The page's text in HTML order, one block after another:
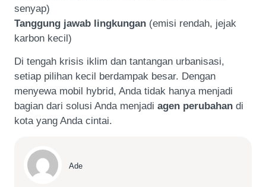
senyap)
Tanggung jawab lingkungan (emisi rendah, jejak
karbon kecil)
Di tengah krisis iklim dan tantangan urbanisasi,
setiap pilihan kecil berdampak besar. Dengan
menyewa mobil hybrid, Anda tidak hanya menjadi
bagian dari solusi Anda menjadi agen perubahan di
kota yang Anda cintai.
Ade